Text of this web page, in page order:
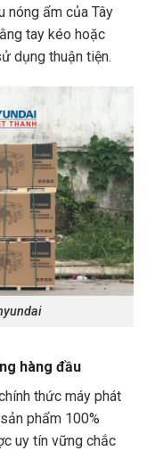
nóng ẩm của Tây
tay kéo hoặc
dụng thuận tiện.
hàng đầu
thức máy phát
phẩm 100%
uy tín vững chắc